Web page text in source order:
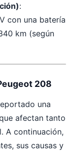
:
con una batería
km (según
208
una
afectan tanto
A continuación,
sus causas y